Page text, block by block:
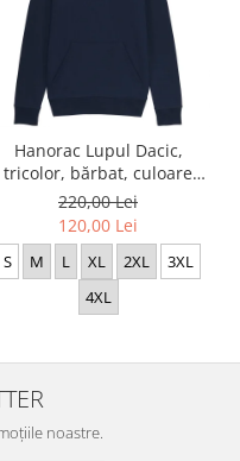
Hanorac Lupul Dacic,
tricolor, bărbat, culoare
bleumarin, CH18
220,00 Lei
120,00 Lei
S M L XL 2XL
3XL
4XL
noastre.